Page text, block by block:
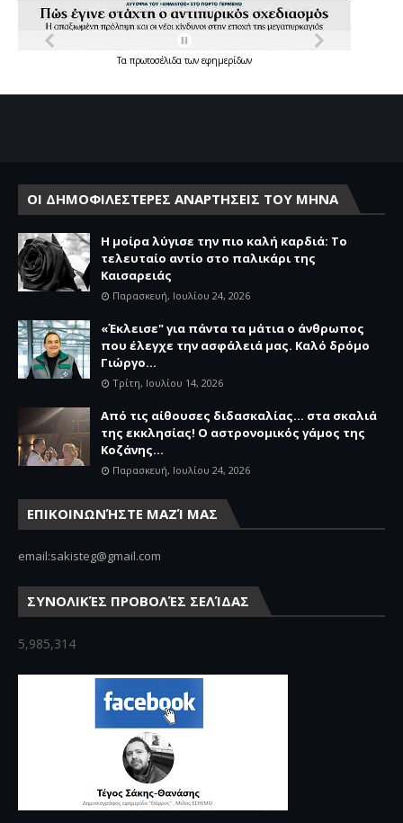
Τα πρωτοσέλιδατων εφημερίδων
ΟΙ ΔΗΜΟΦΙΛΕΣΤΕΡΕΣ ΑΝΑΡΤΗΣΕΙΣ ΤΟΥ ΜΗΝΑ
Η μοίρα λύγισε την πιο καλή καρδιά: Το
τελευταίο αντίο στο παλικάρι της
Καισαρειάς
Παρασκευή, Ιουλίου 24, 2026
«Έκλεισε" για πάντα τα μάτια ο άνθρωπος
που έλεγχε την ασφάλειά μας. Καλό δρόμο
Γιώργο...
Τρίτη, Ιουλίου 14, 2026
Από τις αίθουσες διδασκαλίας… στα σκαλιά
της εκκλησίας! Ο αστρονομικός γάμος της
Κοζάνης...
Παρασκευή, Ιουλίου 24, 2026
ΕΠΙΚΟΙΝΩΝΉΣΤΕ ΜΑΖΊ ΜΑΣ
email:sakisteg@gmail.com
ΣΥΝΟΛΙΚΈΣ ΠΡΟΒΟΛΈΣ ΣΕΛΊΔΑΣ
5,985,314